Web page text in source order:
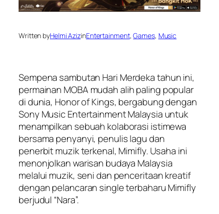
Written byHelmi AzizinEntertainment, Games, Music
Sempena sambutan Hari Merdeka tahun ini,
permainan MOBA mudah alih paling popular
di dunia, Honor of Kings, bergabung dengan
Sony Music Entertainment Malaysia untuk
menampilkan sebuah kolaborasi istimewa
bersama penyanyi, penulis lagu dan
penerbit muzik terkenal, Mimifly. Usaha ini
menonjolkan warisan budaya Malaysia
melalui muzik, seni dan penceritaan kreatif
dengan pelancaran single terbaharu Mimifly
berjudul “Nara”.